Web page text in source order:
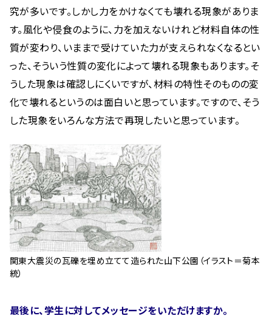
究が多いです。しかし力をかけなくても壊れる現象がありま
す。風化や侵食のように、力を加えないけれど材料自体の性
質が変わり、いままで受けていた力が支えられなくなるとい
った、そういう性質の変化によって壊れる現象もあります。そ
うした現象は確認しにくいですが、材料の特性そのものの変
化で壊れるというのは面白いと思っています。ですので、そう
した現象をいろんな方法で再現したいと思っています。
関東大震災の瓦礫を埋め立てて造られた山下公園（イラスト＝菊本
統）
最後に、学生に対してメッセージをいただけますか。